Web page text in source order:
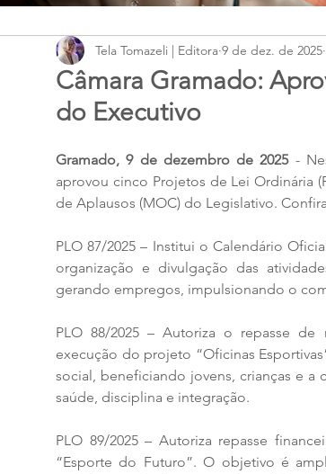
Câmara Gramado:
do Executivo
Tela Tomazeli | Editora 9 de dez. de 2025
Gramado, 9 de dezembro de 2025 -
aprovou cinco Projetos de Lei Ordinária
de Aplausos (MOC) do Legislativo.
PLO 87/2025 – Institui o Calendário
organização e divulgação das
gerando empregos, impulsionando o
PLO 88/2025 – Autoriza o repasse de
execução do projeto “Oficinas
social, beneficiando jovens, crianças e
saúde, disciplina e integração.
PLO 89/2025 – Autoriza repasse
“Esporte do Futuro”. O objetivo é